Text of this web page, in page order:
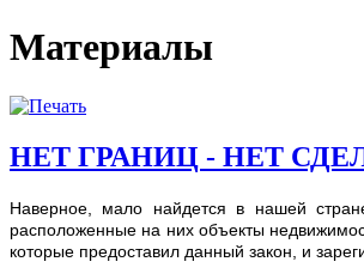
Материалы
НЕТ ГРАНИЦ - НЕТ
Наверное, мало найдется в нашей
расположенные на них объекты
которые предоставил данный закон, и